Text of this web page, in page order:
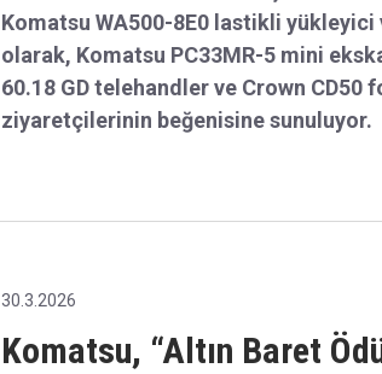
Marble İzmir Uluslararası Doğaltaş
markalarının farklı ürün ve
Komatsu WA500-8E0 lastikli yükleyici
olarak, Komatsu PC33MR-5 mini
30.3.2026